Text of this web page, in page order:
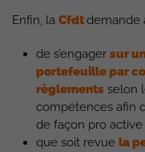
Enfin, la Cfdtdemande
de s’engager sur
portefeuille par
règlements selon
compétences afin
de façon pro
que soit revue la